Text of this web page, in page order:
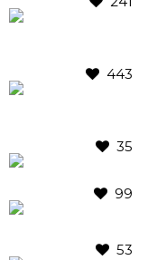
443
35
99
53